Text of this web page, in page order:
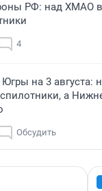
РФ: над ХМАО
4
на 3 августа:
а
Обсудить